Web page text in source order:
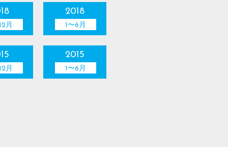
月
2018
1〜6月
月
2015
1〜6月